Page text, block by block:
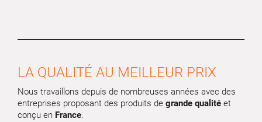
LA QUALITÉ AU MEILLEUR PRIX
Nous travaillons depuis de nombreuses années avec des
entreprises proposant des produits de grande qualité et
conçu en France.